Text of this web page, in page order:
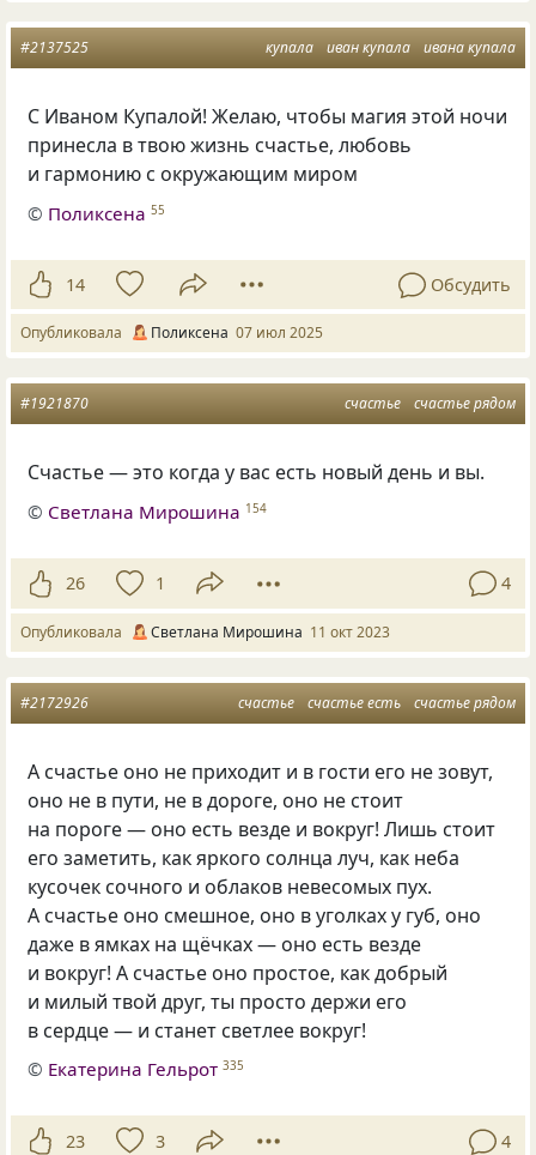
купала иван купала ивана купала
#2137525
С Иваном Купалой! Желаю, чтобы магия этой ночи
принесла в твою жизнь счастье, любовь
и гармонию с окружающим миром
© Поликсена 55
14 Обсудить
Опубликовала Поликсена 07 июл 2025
счастье счастье рядом
#1921870
Счастье — это когда у вас есть новый день и вы.
© Светлана Мирошина 154
26 1 4
Опубликовала Светлана Мирошина 11 окт 2023
счастье счастье есть счастье рядом
#2172926
А счастье оно не приходит и в гости его не зовут,
оно не в пути, не в дороге, оно не стоит
на пороге — оно есть везде и вокруг! Лишь стоит
его заметить, как яркого солнца луч, как неба
кусочек сочного и облаков невесомых пух.
А счастье оно смешное, оно в уголках у губ, оно
даже в ямках на щёчках — оно есть везде
и вокруг! А счастье оно простое, как добрый
и милый твой друг, ты просто держи его
в сердце — и станет светлее вокруг!
© Екатерина Гельрот 335
23 3 4